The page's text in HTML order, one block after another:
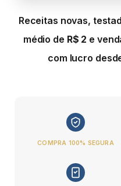
Receitas novas,
médio de R$ 2 e
com lucro
COMPRA 100% SEGURA